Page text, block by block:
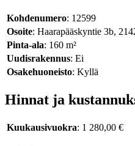
Kohdenumero: 12599
Osoite: Haarapääskyntie 3b,
Pinta-ala: 160 m²
Uudisrakennus: Ei
Osakehuoneisto: Kyllä
Hinnat ja
Kuukausivuokra: 1 280,00 €